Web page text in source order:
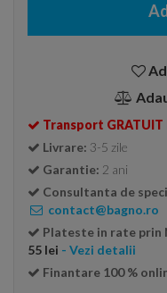
Transport
Livrare: 3-5 zile
Garantie: 2 ani
Consultanta de
contact@bagno.ro
Plateste in rate prin
55 lei - Vezi detalii
Finantare 100 %